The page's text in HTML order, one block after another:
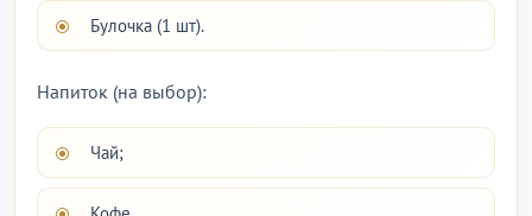
Булочка (1 шт).
Напиток (на выбор):
Чай;